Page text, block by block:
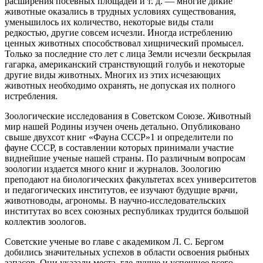
животные оказались в трудных условиях существования,
уменьшилось их количество, некоторые виды стали
редкостью, другие совсем исчезли. Иногда истреблению
ценных животных способствовал хищнический промысел.
Только за последние сто лет с лица Земли исчезли бескрылая
гагарка, американский странствующий голубь и некоторые
другие виды животных. Многих из этих исчезающих
животных необходимо охранять, не допуская их полного
истребления.
Зоологические исследования в Советском Союзе. Животный
мир нашей Родины изучен очень детально. Опубликовано
свыше двухсот книг «Фауна СССР»1 и определители по
фауне СССР, в составлении которых принимали участие
виднейшие ученые нашей страны. По различным вопросам
зоологии издается много книг и журналов. Зоологию
преподают на биологических факультетах всех университетов
и педагогических институтов, ее изучают будущие врачи,
животноводы, агрономы. В научно-исследовательских
институтах во всех союзных республиках трудится большой
коллектив зоологов.
Советские ученые во главе с академиком Л. С. Бергом
добились значительных успехов в области освоения рыбных